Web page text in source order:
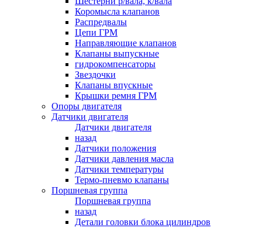
Коромысла клапанов
Распредвалы
Цепи ГРМ
Направляющие клапанов
Клапаны выпускные
гидрокомпенсаторы
Звездочки
Клапаны впускные
Крышки ремня ГРМ
Опоры двигателя
Датчики двигателя
Датчики двигателя
назад
Датчики положения
Датчики давления масла
Датчики температуры
Термо-пневмо клапаны
Поршневая группа
Поршневая группа
назад
Детали головки блока цилиндров